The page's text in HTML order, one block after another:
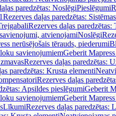
paredzētas: NoslēgiPieslēgumi
Rezerves daļas paredzētas:
Rezerves daļas paredzētas:
atvienojamiNoslēgi
nerūsējošais tērauds, piederumi
savienojumiemGeberit
Rezerves daļas paredzētas:
paredzētas: Krusta elementi
Rezerves daļas
Apsildes pieslēgumiGeberit
savienojumiemGeberit
LīkumiRezerves daļas paredzētas: